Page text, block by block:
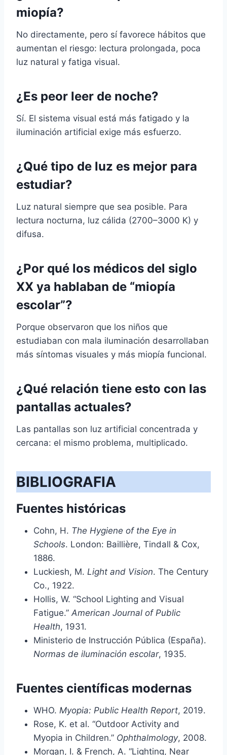
miopía?
No directamente, pero sí favorece hábitos que
aumentan el riesgo: lectura prolongada, poca
luz natural y fatiga visual.
¿Es peor leer de noche?
Sí. El sistema visual está más fatigado y la
iluminación artificial exige más esfuerzo.
¿Qué tipo de luz es mejor para
estudiar?
Luz natural siempre que sea posible. Para
lectura nocturna, luz cálida (2700–3000 K) y
difusa.
¿Por qué los médicos del siglo
XX ya hablaban de “miopía
escolar”?
Porque observaron que los niños que
estudiaban con mala iluminación desarrollaban
más síntomas visuales y más miopía funcional.
¿Qué relación tiene esto con las
pantallas actuales?
Las pantallas son luz artificial concentrada y
cercana: el mismo problema, multiplicado.
BIBLIOGRAFIA
Fuentes históricas
Cohn, H. The Hygiene of the Eye in
Schools. London: Baillière, Tindall & Cox,
1886.
Luckiesh, M. Light and Vision. The Century
Co., 1922.
Hollis, W. “School Lighting and Visual
Fatigue.” American Journal of Public
Health, 1931.
Ministerio de Instrucción Pública (España).
Normas de iluminación escolar, 1935.
Fuentes científicas modernas
WHO. Myopia: Public Health Report, 2019.
Rose, K. et al. “Outdoor Activity and
Myopia in Children.” Ophthalmology, 2008.
Morgan, I. & French, A. “Lighting, Near